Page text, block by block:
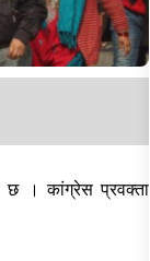
छ । कांग्रेस प्रवक्ता